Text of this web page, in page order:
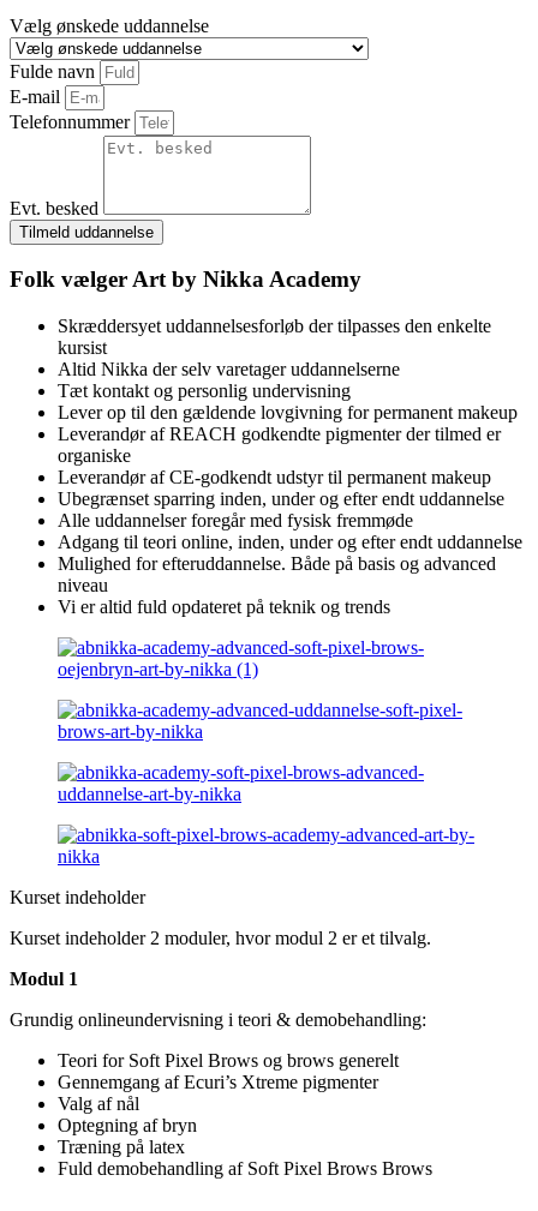
Vælg ønskede uddannelse
Fulde navn
E-mail
Telefonnummer
Evt. besked
Tilmeld uddannelse
Folk vælger Art by Nikka Academy
Skræddersyet uddannelsesforløb der tilpasses den enkelte
kursist
Altid Nikka der selv varetager uddannelserne
Tæt kontakt og personlig undervisning
Lever op til den gældende lovgivning for permanent makeup
Leverandør af REACH godkendte pigmenter der tilmed er
organiske
Leverandør af CE-godkendt udstyr til permanent makeup
Ubegrænset sparring inden, under og efter endt uddannelse
Alle uddannelser foregår med fysisk fremmøde
Adgang til teori online, inden, under og efter endt uddannelse
Mulighed for efteruddannelse. Både på basis og advanced
niveau
Vi er altid fuld opdateret på teknik og trends
Kurset indeholder
Kurset indeholder 2 moduler, hvor modul 2 er et tilvalg.
Modul 1
Grundig onlineundervisning i teori & demobehandling:
Teori for Soft Pixel Brows og brows generelt
Gennemgang af Ecuri’s Xtreme pigmenter
Valg af nål
Optegning af bryn
Træning på latex
Fuld demobehandling af Soft Pixel Brows Brows